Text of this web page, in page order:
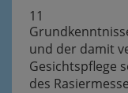
11
und der damit
Gesichtspflege
des